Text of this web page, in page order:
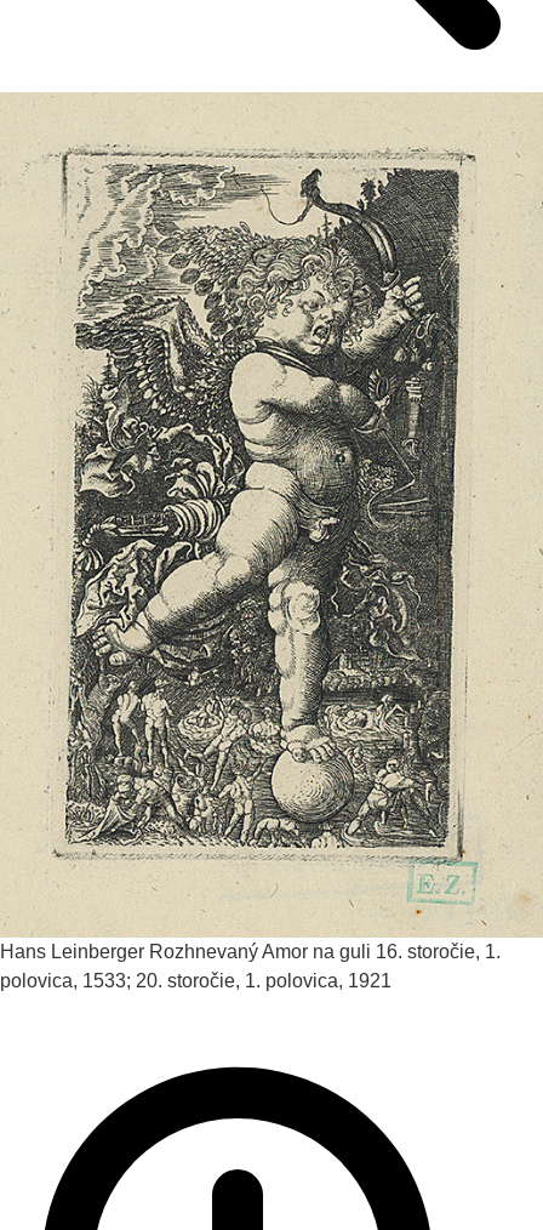
Hans Leinberger Rozhnevaný Amor na guli 16. storočie, 1.
polovica, 1533; 20. storočie, 1. polovica, 1921